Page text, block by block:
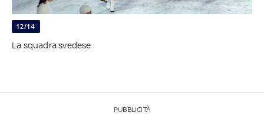
12/14
La squadra svedese
PUBBLICITÀ